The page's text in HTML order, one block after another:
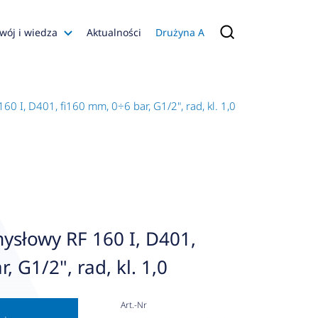
i wiedza
Konfiguratory
Aktualności Drużyna A
I, D401, fi160 mm, 0÷6 bar, G1/2", rad, kl. 1,0
RF 160 I, D401,
G1/2", rad, kl. 1,0
Art.-Nr